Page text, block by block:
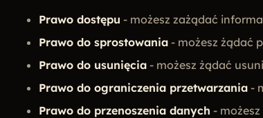
Prawo dostępu - możesz zażądać
Prawo do sprostowania - możesz żądać
Prawo do usunięcia - możesz żądać
Prawo do ograniczenia przetwarzania -
Prawo do przenoszenia danych -